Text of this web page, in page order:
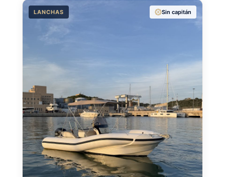
LANCHAS Sin capitán